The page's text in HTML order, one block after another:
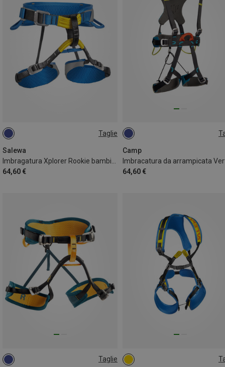
Taglie
Salewa
Imbragatura Xplorer Rookie bambino
64,60 €
XXS | 54-75CM
Camp
64,60 €
ONE SIZE
Taglie
51-64CM ONE SIZE